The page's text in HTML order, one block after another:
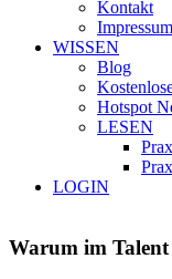
Kontakt
Impressum
WISSEN
Blog
Hotspot
LESEN
LOGIN
Warum im